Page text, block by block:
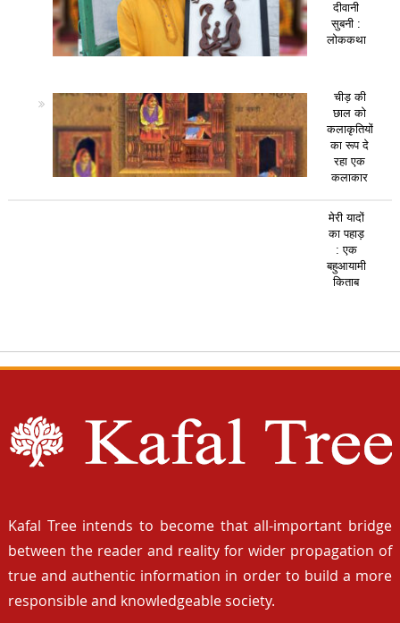
दीवानी
सुबनी :
लोककथा
चीड़ की
छाल को
कलाकृतियों
का रूप दे
रहा एक
कलाकार
मेरी यादों
का पहाड़
: एक
बहुआयामी
किताब
Kafal Tree intends to become that all-important bridge
between the reader and reality for wider propagation of
true and authentic information in order to build a more
responsible and knowledgeable society.